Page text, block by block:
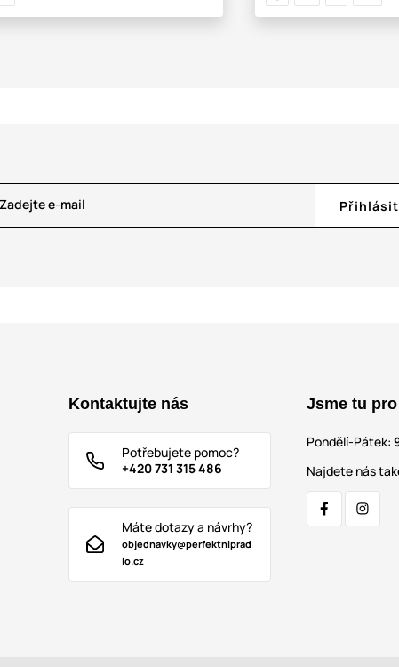
Zadejte e-mail
Kontaktujte nás
Potřebujete pomoc?
+420 731 315 486
Máte dotazy a návrhy?
objednavky@perfektniprad
lo.cz
Jsme tu
Pondělí-Pátek:
Najdete nás